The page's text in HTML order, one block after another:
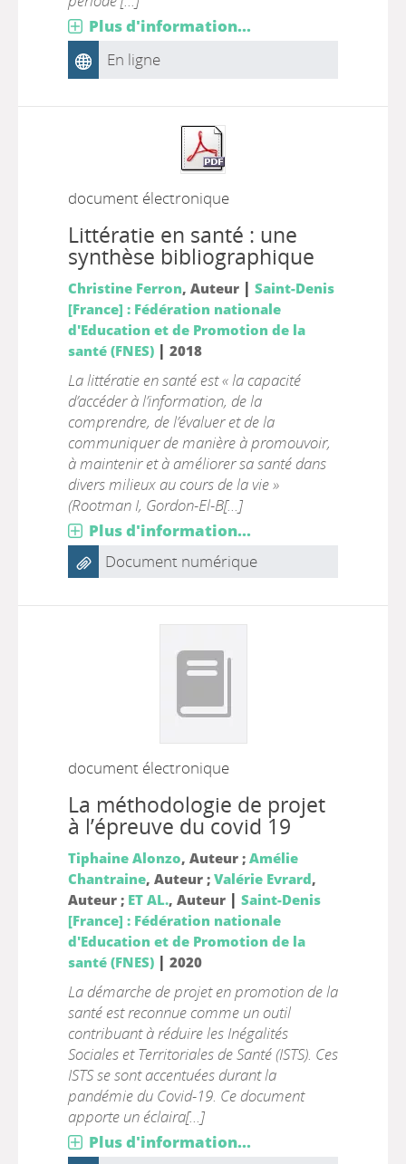
Plus d'information...
En ligne
document électronique
Littératie en santé : une
synthèse bibliographique
Christine Ferron, Auteur | Saint-Denis
[France] : Fédération nationale
d'Education et de Promotion de la
santé (FNES)| 2018
La littératie en santé est « la capacité
d’accéder à l’information, de la
comprendre, de l’évaluer et de la
communiquer de manière à promouvoir,
à maintenir et à améliorer sa santé dans
divers milieux au cours de la vie »
(Rootman I, Gordon-El-B[...]
Plus d'information...
Document numérique
document électronique
La méthodologie de projet
à l’épreuve du covid 19
Tiphaine Alonzo, Auteur ; Amélie
Chantraine, Auteur ; Valérie Evrard,
Auteur ; ET AL., Auteur | Saint-Denis
[France] : Fédération nationale
d'Education et de Promotion de la
santé (FNES)| 2020
La démarche de projet en promotion de la
santé est reconnue comme un outil
contribuant à réduire les Inégalités
Sociales et Territoriales de Santé (ISTS). Ces
ISTS se sont accentuées durant la
pandémie du Covid-19. Ce document
apporte un éclaira[...]
Plus d'information...